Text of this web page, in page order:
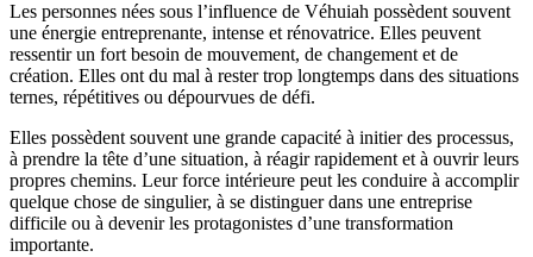
Les personnes nées sous l’influence de Véhuiah possèdent souvent
une énergie entreprenante, intense et rénovatrice. Elles peuvent
ressentir un fort besoin de mouvement, de changement et de
création. Elles ont du mal à rester trop longtemps dans des situations
ternes, répétitives ou dépourvues de défi.
Elles possèdent souvent une grande capacité à initier des processus,
à prendre la tête d’une situation, à réagir rapidement et à ouvrir leurs
propres chemins. Leur force intérieure peut les conduire à accomplir
quelque chose de singulier, à se distinguer dans une entreprise
difficile ou à devenir les protagonistes d’une transformation
importante.